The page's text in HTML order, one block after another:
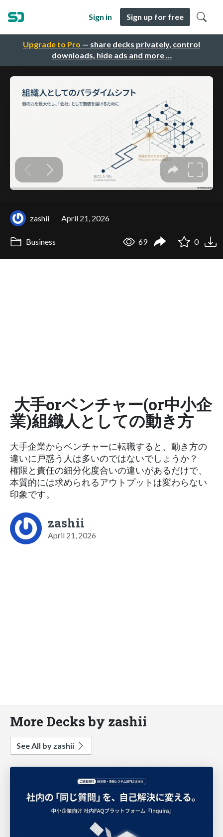
Upgrade to Pro — share decks privately, control
downloads, hide ads and more …
Sign in Sign up for free
zashii April 21, 2026
Business 69 0
大手orベンチャー(or中小企
業)組織人としての動き方
大手企業からベンチャーに転職すると、動き方の
違いに戸惑う人は多いのではないでしょうか？
権限と責任の細分化度合いの違いがあるだけで、
本質的には求められるアウトプットは変わらない
印象です。
zashii
April 21, 2026
More Decks by zashii
See All by zashii